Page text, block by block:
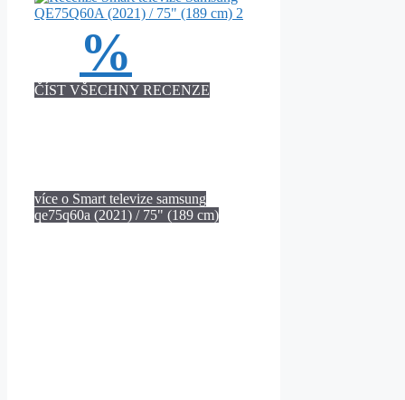
%
ČÍST VŠECHNY RECENZE
více o Smart televize samsung
qe75q60a (2021) / 75" (189 cm)